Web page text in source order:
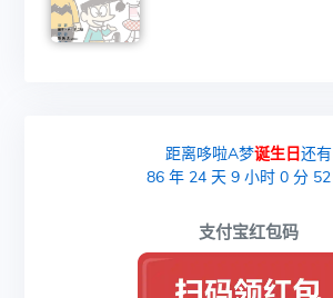
距离哆啦A梦诞生日还有
86 年24 天9 小时0 分51
支付宝红包码